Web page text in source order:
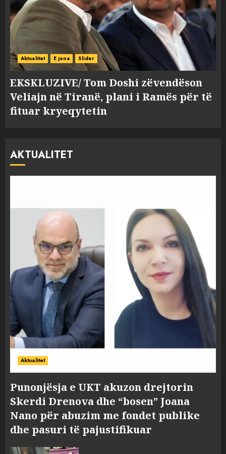
Aktualitet E jona Slider
EKSKLUZIVE/ Tom Doshi zëvendëson
Veliajn në Tiranë, plani i Ramës për të
fituar kryeqytetin
AKTUALITET
Aktualitet
Punonjësja e UKT akuzon drejtorin
Skerdi Drenova dhe “bosen” Joana
Nano për abuzim me fondet publike
dhe pasuri të pajustifikuar